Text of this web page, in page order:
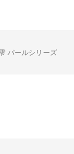
パールシリーズ